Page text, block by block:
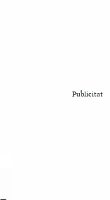
Publicitat